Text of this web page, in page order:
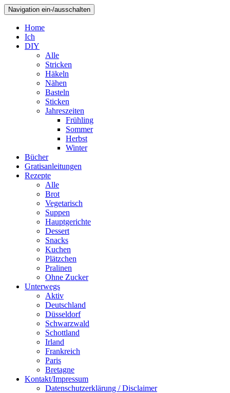
Navigation ein-/ausschalten
Home
Ich
DIY
Alle
Stricken
Häkeln
Nähen
Basteln
Sticken
Jahreszeiten
Frühling
Sommer
Herbst
Winter
Bücher
Gratisanleitungen
Rezepte
Alle
Brot
Vegetarisch
Suppen
Hauptgerichte
Dessert
Snacks
Kuchen
Plätzchen
Pralinen
Ohne Zucker
Unterwegs
Aktiv
Deutschland
Düsseldorf
Schwarzwald
Schottland
Irland
Frankreich
Paris
Bretagne
Kontakt/Impressum
Datenschutzerklärung / Disclaimer